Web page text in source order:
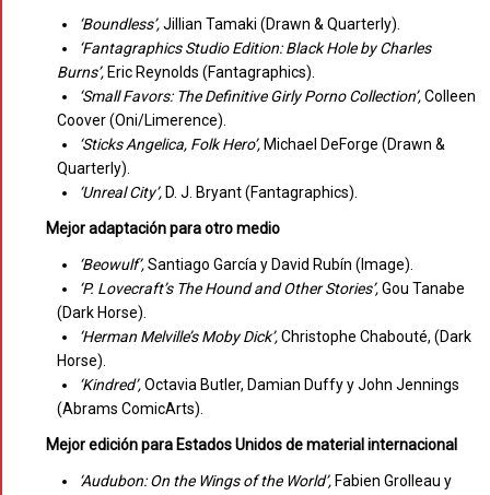
‘Boundless’,Jillian Tamaki (Drawn & Quarterly).
‘Fantagraphics Studio Edition: Black Hole by Charles
Burns’, Eric Reynolds (Fantagraphics).
‘Small Favors: The Definitive Girly Porno Collection’,Colleen
Coover (Oni/Limerence).
‘Sticks Angelica, Folk Hero’, Michael DeForge (Drawn &
Quarterly).
‘Unreal City’, D. J. Bryant (Fantagraphics).
Mejor adaptación para otro medio
‘Beowulf’,Santiago García y David Rubín (Image).
‘P. Lovecraft’s The Hound and Other Stories’,Gou Tanabe
(Dark Horse).
‘Herman Melville’s Moby Dick’,Christophe Chabouté, (Dark
Horse).
‘Kindred’,Octavia Butler, Damian Duffy y John Jennings
(Abrams ComicArts).
Mejor edición para Estados Unidos de material internacional
‘Audubon: On the Wings of the World’, Fabien Grolleau y